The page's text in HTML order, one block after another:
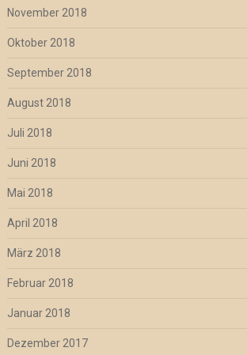
November 2018
Oktober 2018
September 2018
August 2018
Juli 2018
Juni 2018
Mai 2018
April 2018
März 2018
Februar 2018
Januar 2018
Dezember 2017